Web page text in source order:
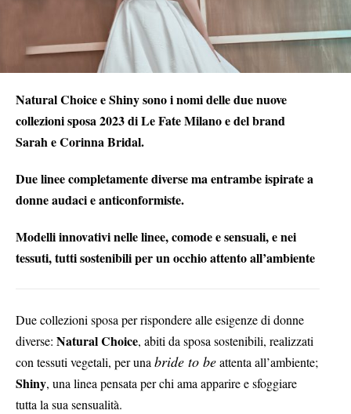
Natural Choice e Shiny sono i nomi delle due nuove
collezioni sposa 2023 di Le Fate Milano e del brand
Sarah e Corinna Bridal.
Due linee completamente diverse ma entrambe ispirate a
donne audaci e anticonformiste.
Modelli innovativi nelle linee, comode e sensuali, e nei
tessuti, tutti sostenibili per un occhio attento all’ambiente
Due collezioni sposa per rispondere alle esigenze di donne
diverse: Natural Choice, abiti da sposa sostenibili, realizzati
con tessuti vegetali, per una bride to beattenta all’ambiente;
Shiny, una linea pensata per chi ama apparire e sfoggiare
tutta la sua sensualità.